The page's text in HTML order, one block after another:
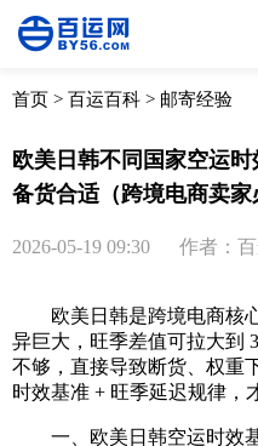
全部 物流资讯
取消
首页 > 百运百科 > 邮寄经验
欧美日韩不同国家空运
备货合适（跨境电商卖家
2026-05-19 09:30 作者：
欧美日韩是跨境电商核心
异巨大，旺季差值可拉大到
不够，直接导致断货、权重
时效基准 + 旺季延迟规律，
一、欧美日韩空运时效基